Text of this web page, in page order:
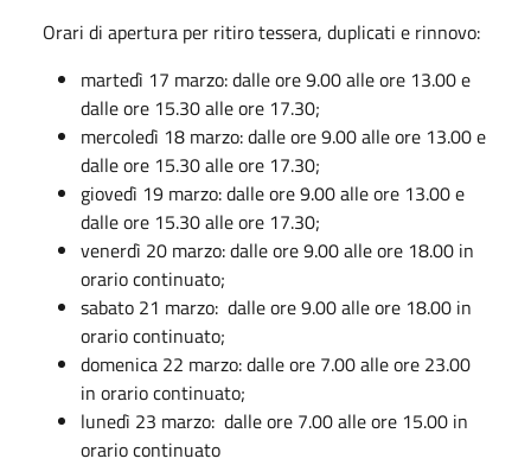
Orari di apertura per ritiro tessera, duplicati e rinnovo:
martedì 17 marzo: dalle ore 9.00 alle ore 13.00 e
dalle ore 15.30 alle ore 17.30;
mercoledì 18 marzo: dalle ore 9.00 alle ore 13.00 e
dalle ore 15.30 alle ore 17.30;
giovedì 19 marzo: dalle ore 9.00 alle ore 13.00 e
dalle ore 15.30 alle ore 17.30;
venerdì 20 marzo: dalle ore 9.00 alle ore 18.00 in
orario continuato;
sabato 21 marzo: dalle ore 9.00 alle ore 18.00 in
orario continuato;
domenica 22 marzo: dalle ore 7.00 alle ore 23.00
in orario continuato;
lunedì 23 marzo: dalle ore 7.00 alle ore 15.00 in
orario continuato